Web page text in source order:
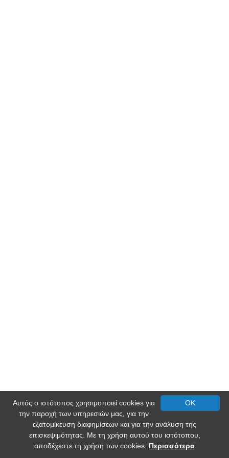
OK
Αυτός ο ιστότοπος χρησιμοποιεί cookies για
την παροχή των υπηρεσιών μας, για την
εξατομίκευση διαφημίσεων και για την ανάλυση της
επισκεψιμότητας. Με τη χρήση αυτού του ιστότοπου,
αποδέχεστε τη χρήση των cookies. Περισσότερα